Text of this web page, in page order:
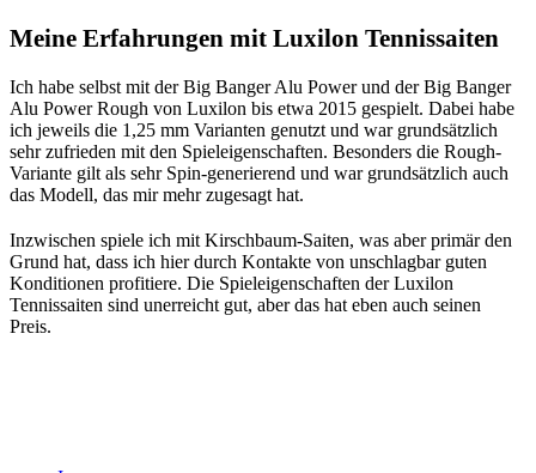
Meine Erfahrungen mit Luxilon Tennissaiten
Ich habe selbst mit der Big Banger Alu Power und der Big Banger
Alu Power Rough von Luxilon bis etwa 2015 gespielt. Dabei habe
ich jeweils die 1,25 mm Varianten genutzt und war grundsätzlich
sehr zufrieden mit den Spieleigenschaften. Besonders die Rough-
Variante gilt als sehr Spin-generierend und war grundsätzlich auch
das Modell, das mir mehr zugesagt hat.
Inzwischen spiele ich mit Kirschbaum-Saiten, was aber primär den
Grund hat, dass ich hier durch Kontakte von unschlagbar guten
Konditionen profitiere. Die Spieleigenschaften der Luxilon
Tennissaiten sind unerreicht gut, aber das hat eben auch seinen
Preis.